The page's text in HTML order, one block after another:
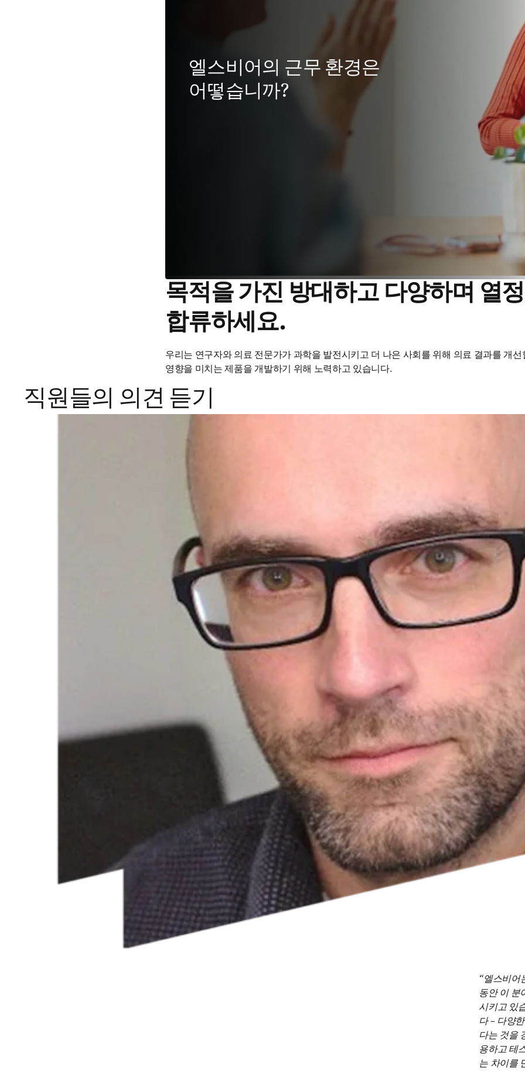
엘스비어의 근무 환경은
어떻습니까?
목적을 가진 방대하고 다양하며 열
합류하세요.
우리는 연구자와 의료 전문가가 과학을 발전시키고 더 나은 사회를 위해 의료 결과를 개
영향을 미치는 제품을 개발하기 위해 노력하고 있습니다.
직원들의 의견 듣기
엘스비어
동안 이 분
시키고 있
다 – 다양
다는 것을
용하고 테
는 차이를